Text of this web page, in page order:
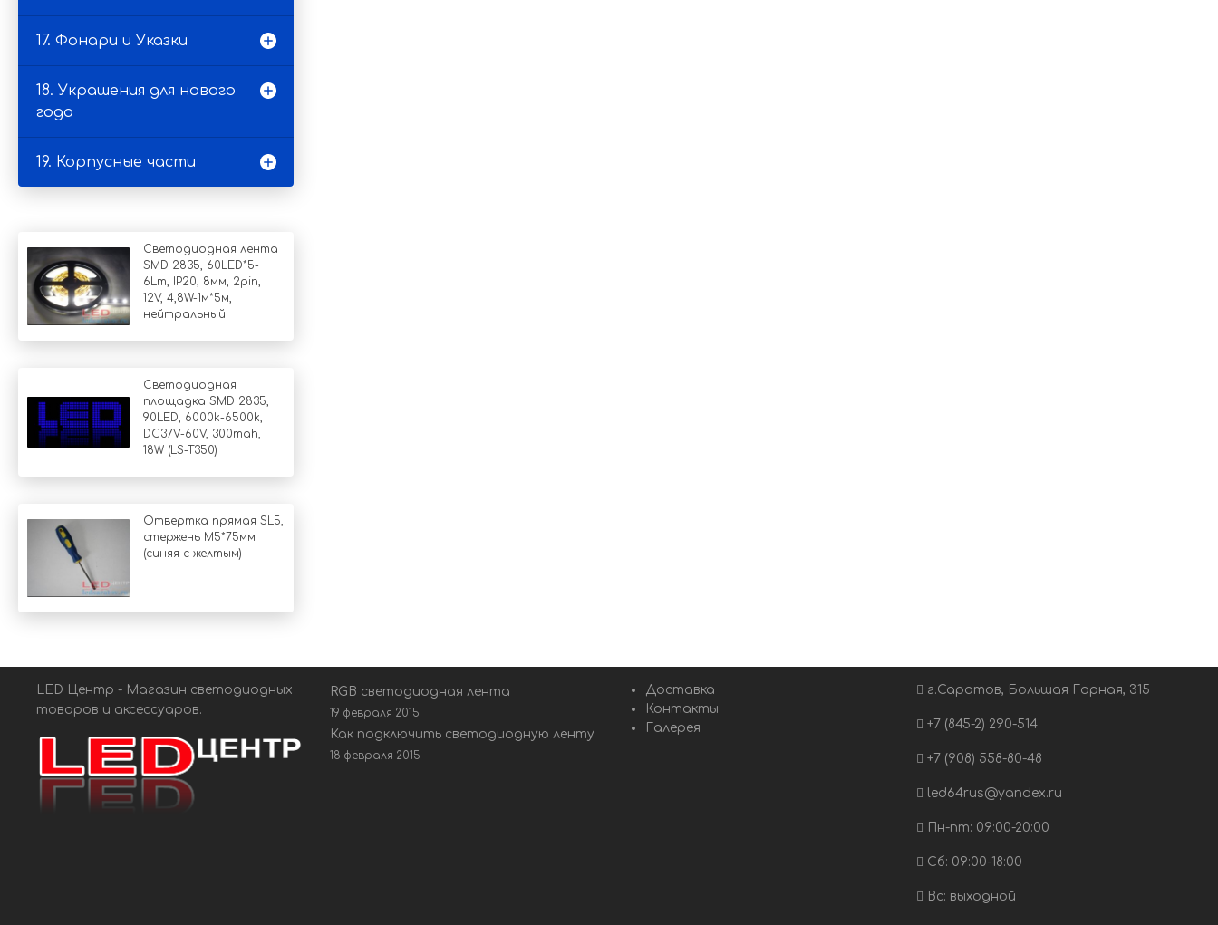
17. Фонари и Указки
18. Украшения для нового
года
19. Корпусные части
Светодиодная лента
SMD 2835, 60LED*5-
6Lm, IP20, 8мм, 2pin,
12V, 4,8W-1м*5м,
нейтральный
Светодиодная
площадка SMD 2835,
90LED, 6000k-6500k,
DC37V-60V, 300mah,
18W (LS-T350)
Отвертка прямая SL5,
стержень М5*75мм
(синяя с желтым)
LED Центр - Магазин светодиодных
товаров и аксессуаров.
RGB светодиодная лента
19 февраля 2015
Как подключить светодиодную ленту
18 февраля 2015
Доставка
Контакты
Галерея
г.Саратов, Большая Горная, 315
+7 (845-2) 290-514
+7 (908) 558-80-48
led64rus@yandex.ru
Пн-пт: 09:00-20:00
Сб: 09:00-18:00
Вс: выходной